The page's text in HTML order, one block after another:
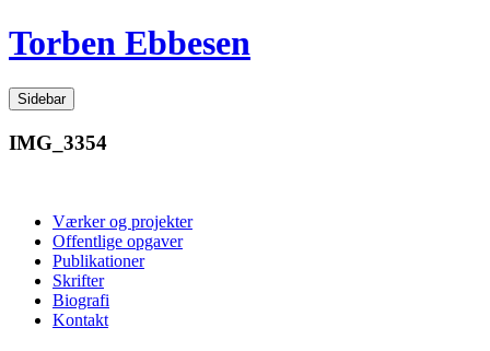
Videre
til
Torben Ebbesen
Sidebar
IMG_3354
Værker og projekter
Offentlige opgaver
Publikationer
Skrifter
Biografi
Kontakt